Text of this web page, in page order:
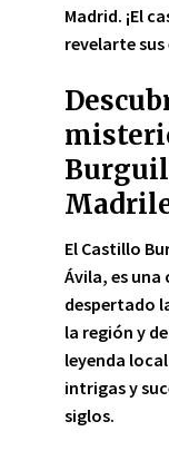
Madrid. ¡El
revelarte
El Castillo
Ávila, es
despertado
la región y
leyenda
intrigas y
siglos.